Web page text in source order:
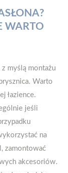
WARTO
myślą montażu
Warto
łazience.
jeśli
na
zamontować
akcesoriów.